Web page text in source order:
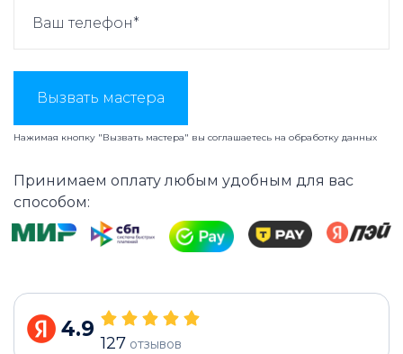
Вызвать мастера
Нажимая кнопку "Вызвать мастера" вы соглашаетесь на обработку данных
Принимаем оплату любым удобным для вас
способом:
4.9
127 отзывов